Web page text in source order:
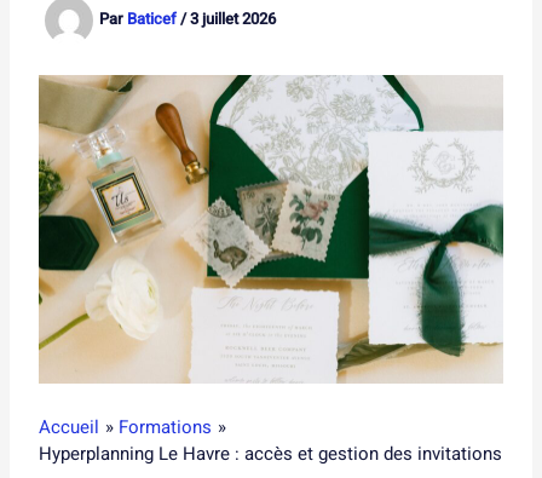
Par Baticef/3 juillet 2026
Accueil
Formations
Hyperplanning Le Havre : accès et gestion des invitations